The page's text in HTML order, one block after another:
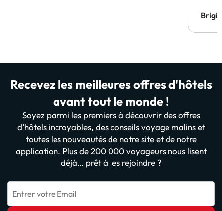
Recevez les meilleures offres d'hôtels
avant tout le monde !
Soyez parmi les premiers à découvrir des offres
d’hôtels incroyables, des conseils voyage malins et
toutes les nouveautés de notre site et de notre
application. Plus de 200 000 voyageurs nous lisent
déjà… prêt à les rejoindre ?
Entrer votre Email